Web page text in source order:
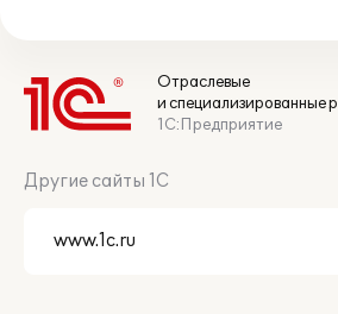
Отраслевые
и специализированные
1С:Предприятие
Другие сайты 1С